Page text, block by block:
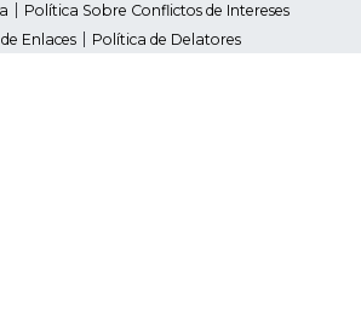
Política Sobre Conflictos de Intereses
Enlaces
Política de Delatores